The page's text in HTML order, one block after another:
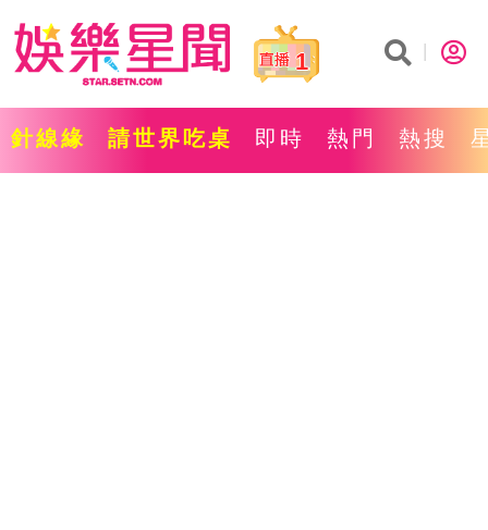
1
針線緣 請世界吃桌 即時 熱門 熱搜